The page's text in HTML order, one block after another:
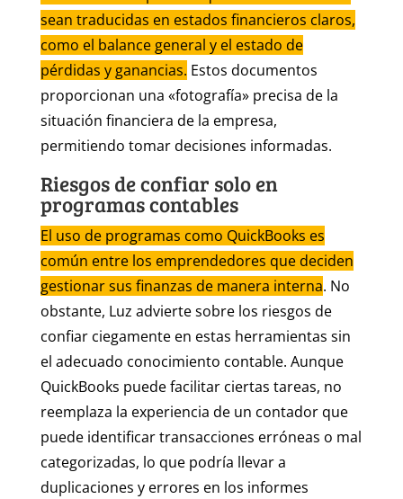
sean traducidas en estados financieros claros,
como el balance general y el estado de
pérdidas y ganancias. Estos documentos
proporcionan una «fotografía» precisa de la
situación financiera de la empresa,
permitiendo tomar decisiones informadas.
Riesgos de confiar solo en
programas contables
El uso de programas como QuickBooks es
común entre los emprendedores que deciden
gestionar sus finanzas de manera interna. No
obstante, Luz advierte sobre los riesgos de
confiar ciegamente en estas herramientas sin
el adecuado conocimiento contable. Aunque
QuickBooks puede facilitar ciertas tareas, no
reemplaza la experiencia de un contador que
puede identificar transacciones erróneas o mal
categorizadas, lo que podría llevar a
duplicaciones y errores en los informes